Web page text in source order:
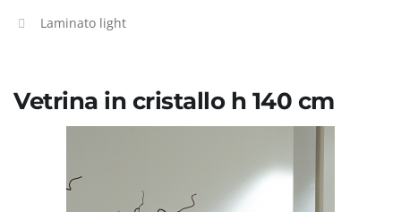
Laminato light
Vetrina in cristallo h 140 cm